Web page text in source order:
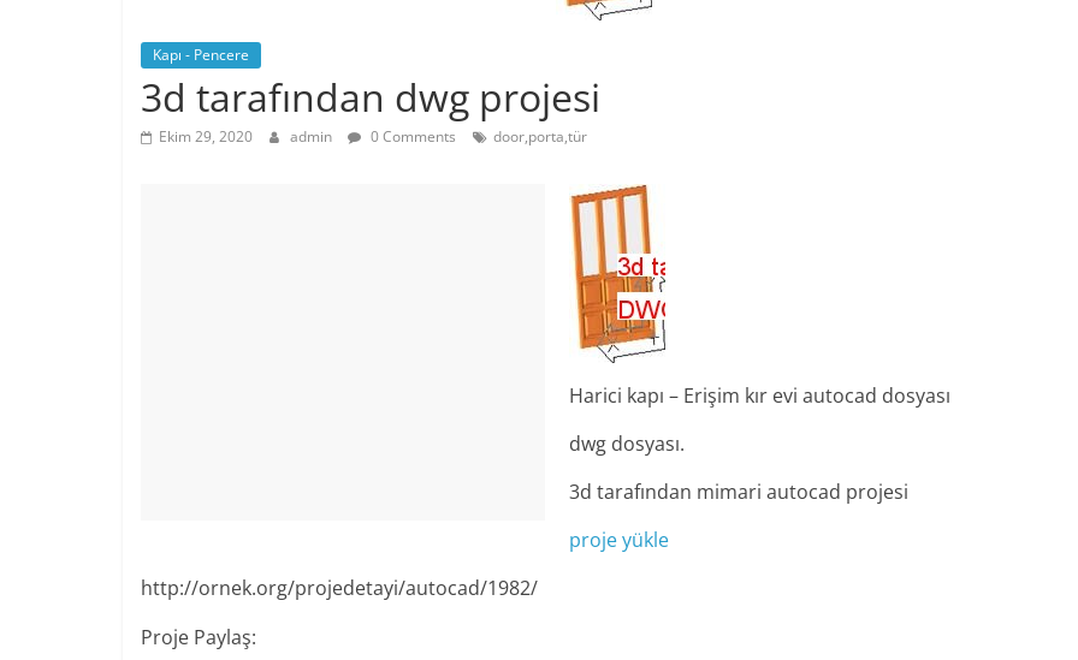
Kapı - Pencere
3d tarafından dwg projesi
Ekim 29, 2020 admin 0 Comments door,porta,tür
Harici kapı – Erişim kır evi autocad dosyası
dwg dosyası.
3d tarafından mimari autocad projesi
proje yükle
http://ornek.org/projedetayi/autocad/1982/
Proje Paylaş: